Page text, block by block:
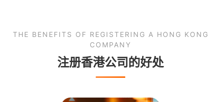
THE BENEFITS OF REGISTERING A HONG KONG
COMPANY
注册香港公司的好处